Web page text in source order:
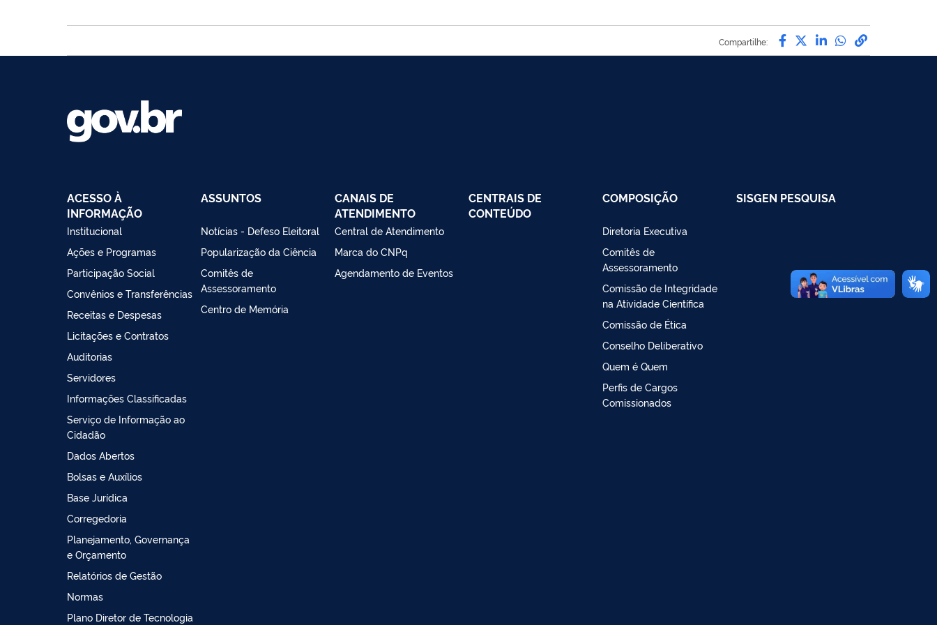
Compartilhe: Compartilhe por
Compartilhe por
Compartilhe por
Compartilhe
link para
ACESSO À
INFORMAÇÃO
Institucional
Ações e Programas
Participação Social
Convênios e Transferências
Receitas e Despesas
Licitações e Contratos
Auditorias
Servidores
Informações Classificadas
Serviço de Informação ao
Cidadão
Dados Abertos
Bolsas e Auxílios
Base Jurídica
Corregedoria
Planejamento, Governança
e Orçamento
Relatórios de Gestão
Normas
Plano Diretor de Tecnologia
ASSUNTOS
Notícias - Defeso Eleitoral
Popularização da Ciência
Comitês de
Assessoramento
Centro de Memória
CANAIS DE
ATENDIMENTO
Central de Atendimento
Marca do CNPq
Agendamento de Eventos
CENTRAIS DE
CONTEÚDO
COMPOSIÇÃO
Diretoria Executiva
Comitês de
Assessoramento
Comissão de Integridade
na Atividade Científica
Comissão de Ética
Conselho Deliberativo
Quem é Quem
Perfis de Cargos
Comissionados
SISGEN PESQUISA